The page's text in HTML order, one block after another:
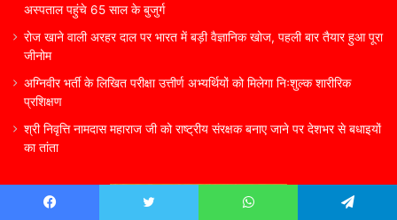
अस्पताल पहुंचे 65 साल के बुजुर्ग
रोज खाने वाली अरहर दाल पर भारत में बड़ी वैज्ञानिक खोज, पहली बार तैयार हुआ पूरा
जीनोम
अग्निवीर भर्ती के लिखित परीक्षा उत्तीर्ण अभ्यर्थियों को मिलेगा निःशुल्क शारीरिक
प्रशिक्षण
श्री निवृत्ति नामदास महाराज जी को राष्ट्रीय संरक्षक बनाए जाने पर देशभर से बधाइयों
का तांता